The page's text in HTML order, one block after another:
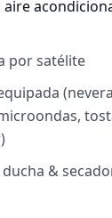
por satélite
&